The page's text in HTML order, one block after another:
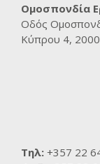
Ομοσπονδία
Οδός
Κύπρου 4,
Τηλ: +357 22